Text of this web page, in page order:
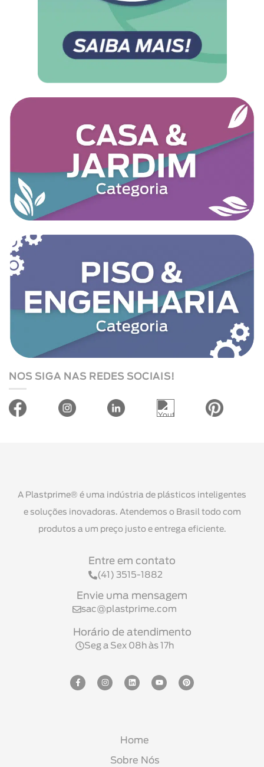
NOS SIGA NAS REDES SOCIAIS!
A Plastprime® é uma indústria de plásticos inteligentes
e soluções inovadoras. Atendemos o Brasil todo com
produtos a um preço justo e entrega eficiente.
Entre em contato
(41) 3515-1882
Envie uma mensagem
sac@plastprime.com
Horário de atendimento
Seg a Sex 08h às 17h
Home
Sobre Nós